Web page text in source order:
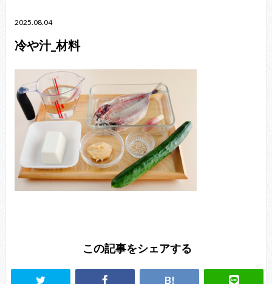
2025.08.04
冷や汁_材料
この記事をシェアする